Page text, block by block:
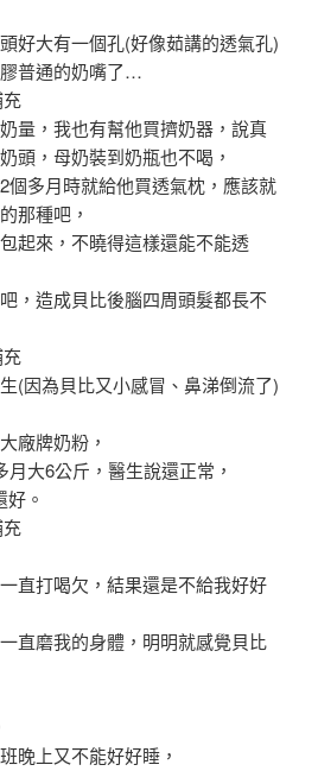
好大有一個孔(好像茹講的透氣孔)
普通的奶嘴了…
量，我也有幫他買擠奶器，說真
頭，母奶裝到奶瓶也不喝，
個多月時就給他買透氣枕，應該就
那種吧，
起來，不曉得這樣還能不能透
，造成貝比後腦四周頭髮都長不
(因為貝比又小感冒、鼻涕倒流了)
廠牌奶粉，
大6公斤，醫生說還正常，
。
直打喝欠，結果還是不給我好好
直磨我的身體，明明就感覺貝比
晚上又不能好好睡，